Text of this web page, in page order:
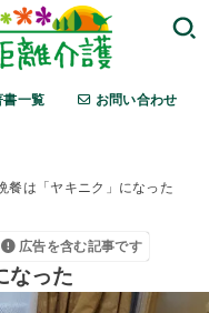
書一覧 お問い合わせ
餐は「ヤキニク」になった
広告を含む記事です
なった